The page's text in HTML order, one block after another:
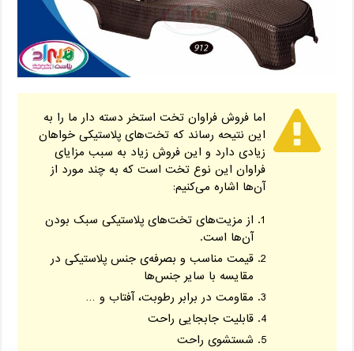
اما فروش فراوان تخت‌ استخر دسته دار ما را به
این نتیحه رساند که تخت‌های پلاستیکی خواهان
زیادی دارد و این فروش زیاد به سبب مزایای
فراوان این نوع تخت است که به چند مورد از
آن‌ها اشاره می‌کنیم:
از مزیت‌های تخت‌های پلاستیکی سبک بودن
آن‌ها است.
قیمت مناسب و بصرفه‌ی جنس پلاستیکی در
مقایسه با سایر جنس‌ها
مقاومت در برابر رطوبت، آفتاب و …
قابلیت جابجایی راحت
شستشوی راحت